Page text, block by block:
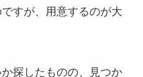
すが、用意するのが大
探したものの、見つか